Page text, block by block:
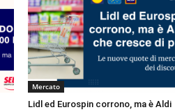
Mercato
Lidl ed Eurospin corrono, ma è Aldi